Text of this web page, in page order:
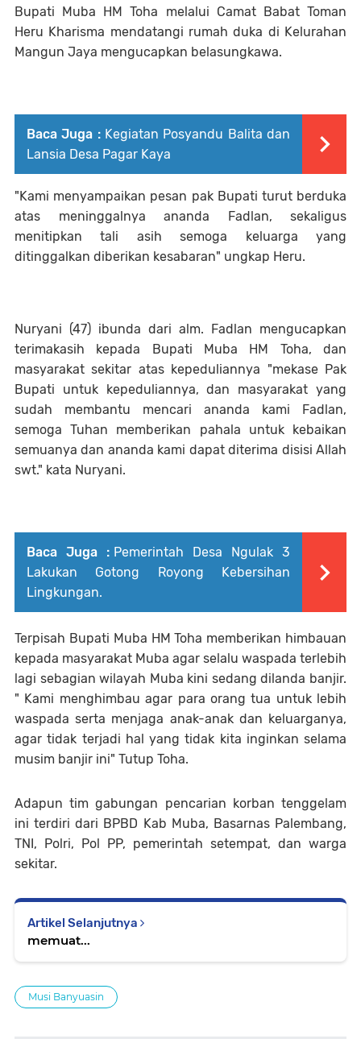
Bupati Muba HM Toha melalui Camat Babat Toman
Heru Kharisma mendatangi rumah duka di Kelurahan
Mangun Jaya mengucapkan belasungkawa.
Baca Juga : Kegiatan Posyandu Balita dan
Lansia Desa Pagar Kaya
"Kami menyampaikan pesan pak Bupati turut berduka
atas meninggalnya ananda Fadlan, sekaligus
menitipkan tali asih semoga keluarga yang
ditinggalkan diberikan kesabaran" ungkap Heru.
Nuryani (47) ibunda dari alm. Fadlan mengucapkan
terimakasih kepada Bupati Muba HM Toha, dan
masyarakat sekitar atas kepeduliannya "mekase Pak
Bupati untuk kepeduliannya, dan masyarakat yang
sudah membantu mencari ananda kami Fadlan,
semoga Tuhan memberikan pahala untuk kebaikan
semuanya dan ananda kami dapat diterima disisi Allah
swt." kata Nuryani.
Baca Juga : Pemerintah Desa Ngulak 3
Lakukan Gotong Royong Kebersihan
Lingkungan.
Terpisah Bupati Muba HM Toha memberikan himbauan
kepada masyarakat Muba agar selalu waspada terlebih
lagi sebagian wilayah Muba kini sedang dilanda banjir.
" Kami menghimbau agar para orang tua untuk lebih
waspada serta menjaga anak-anak dan keluarganya,
agar tidak terjadi hal yang tidak kita inginkan selama
musim banjir ini" Tutup Toha.
Adapun tim gabungan pencarian korban tenggelam
ini terdiri dari BPBD Kab Muba, Basarnas Palembang,
TNI, Polri, Pol PP, pemerintah setempat, dan warga
sekitar.
Artikel Selanjutnya
memuat...
Musi Banyuasin